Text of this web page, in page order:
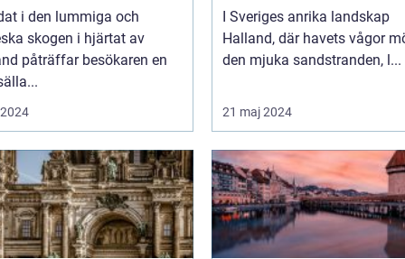
i den lummiga och
skogen i hjärtat av
påträffar besökaren en
I Sveriges anrika landskap
Halland, där havets vågor
den mjuka sandstranden, l...
21 maj 2024